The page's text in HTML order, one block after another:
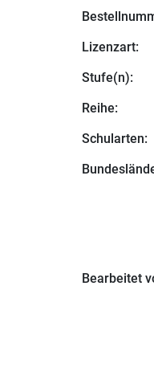
Lizenzart:
Stufe(n):
Reihe:
Schularten:
Bearbeitet